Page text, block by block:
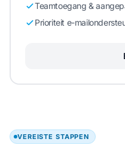
Teamtoegang &
Prioriteit e-
VEREISTE STAPPEN